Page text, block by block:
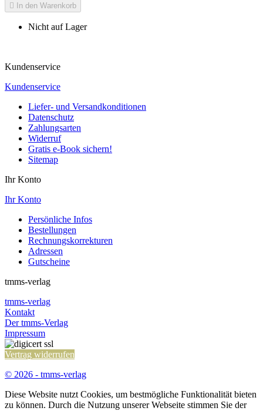
 In den Warenkorb
Nicht auf Lager
Kundenservice
Kundenservice
Liefer- und Versandkonditionen
Datenschutz
Zahlungsarten
Widerruf
Gratis e-Book sichern!
Sitemap
Ihr Konto
Ihr Konto
Persönliche Infos
Bestellungen
Rechnungskorrekturen
Adressen
Gutscheine
tmms-verlag
tmms-verlag
Kontakt
Der tmms-Verlag
Impressum
Vertrag widerrufen
© 2026 - tmms-verlag
Diese Website nutzt Cookies, um bestmögliche Funktionalität bieten
zu können. Durch die Nutzung unserer Webseite stimmen Sie der